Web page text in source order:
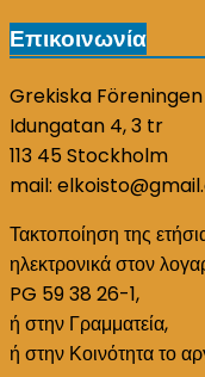
Επικοινωνία
Grekiska
Idungatan 4, 3 tr
113 45 Stockholm
mail:
Τακτοποίηση της
ηλεκτρονικά στον
PG 59 38 26-1,
ή στην Γραμματεία,
ή στην Κοινότητα το